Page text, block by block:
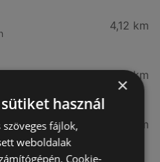
4,12 km
4,65 km
4,76 km
×
használ
fájlok,
weboldalak
Cookie-